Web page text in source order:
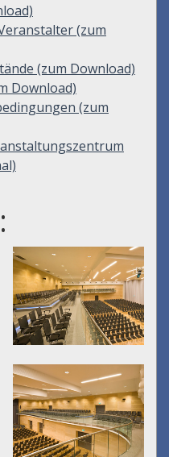
(zum
(zum Download)
Download)
(zum